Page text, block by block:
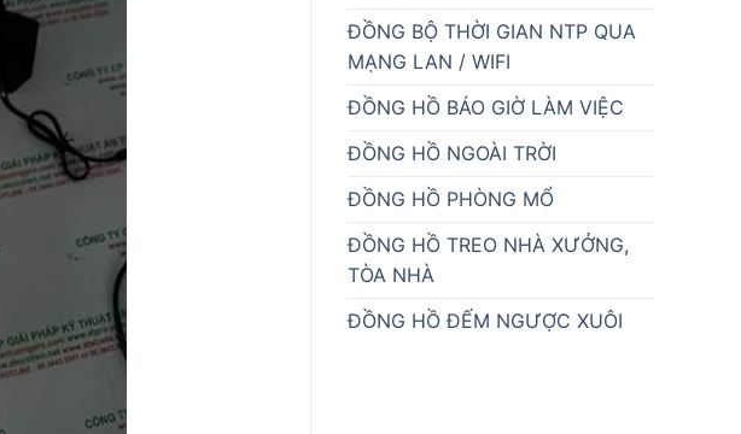
ĐỒNG BỘ THỜI GIAN NTP QUA
MẠNG LAN / WIFI
ĐỒNG HỒ BÁO GIỜ LÀM VIỆC
ĐỒNG HỒ NGOÀI TRỜI
ĐỒNG HỒ PHÒNG MỔ
ĐỒNG HỒ TREO NHÀ XƯỞNG,
TÒA NHÀ
ĐỒNG HỒ ĐẾM NGƯỢC XUÔI